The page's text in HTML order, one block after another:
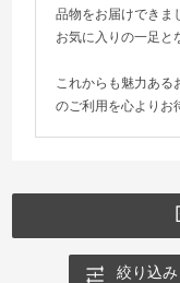
品物をお届けできま
お気に入りの一足と
これからも魅力ある
のご利用を心よりお
絞り込み